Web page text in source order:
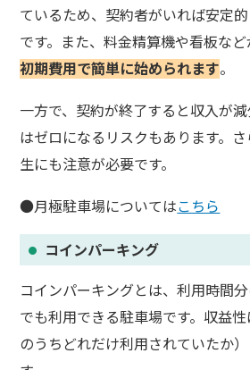
ているため、契約者がいれば安定
です。また、料金精算機や看板な
初期費用で簡単に始められます。
一方で、契約が終了すると収入が
はゼロになるリスクもあります。
生にも注意が必要です。
●月極駐車場についてはこちら
コインパーキング
コインパーキングとは、利用時間
でも利用できる駐車場です。収益
のうちどれだけ利用されていたか